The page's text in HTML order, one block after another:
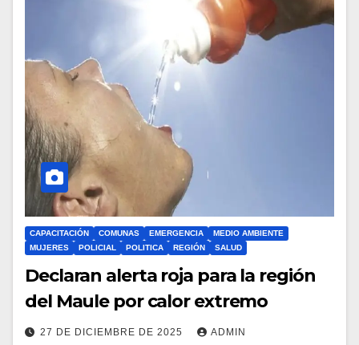
CAPACITACIÓN COMUNAS EMERGENCIA
MEDIO AMBIENTE
MUJERES
POLICIAL POLITICA REGIÓN SALUD
Declaran alerta roja para la región
del Maule por calor extremo
27 DE DICIEMBRE DE 2025 ADMIN